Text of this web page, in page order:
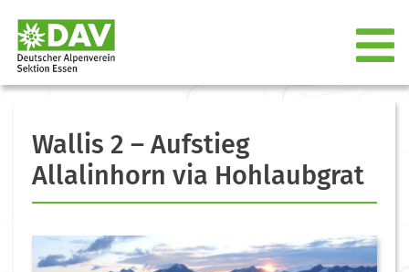
Wallis 2 – Aufstieg
Allalinhorn via Hohlaubgrat